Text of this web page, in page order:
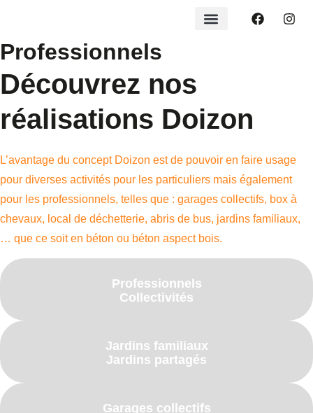
Professionnels
Découvrez nos
réalisations Doizon
L’avantage du concept Doizon est de pouvoir en faire usage
pour diverses activités pour les particuliers mais également
pour les professionnels, telles que : garages collectifs, box à
chevaux, local de déchetterie, abris de bus, jardins familiaux,
… que ce soit en béton ou béton aspect bois.
Professionnels
Collectivités
Jardins familiaux
Jardins partagés
Garages collectifs